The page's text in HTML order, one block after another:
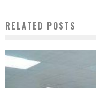
RELATED POSTS